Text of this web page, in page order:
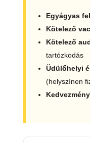
Egyágyas
Kötelező
Kötelező
tartózkodás
Üdülőhelyi
(helyszínen